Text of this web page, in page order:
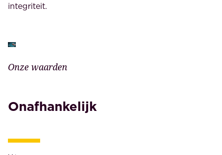
integriteit.
Onze waarden
Onafhankelijk